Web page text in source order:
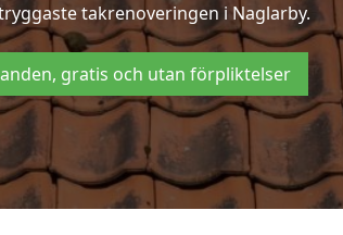
takrenoveringen i Naglarby.
gratis och utan förpliktelser